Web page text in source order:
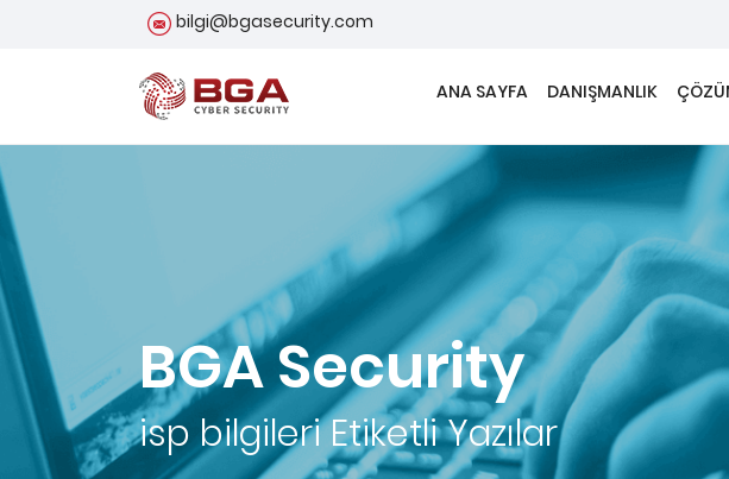
bilgi@bgasecurity.com
ANA SAYFA DANIŞMANLIK
BGA Security
isp bilgileriEtiketli Yazılar